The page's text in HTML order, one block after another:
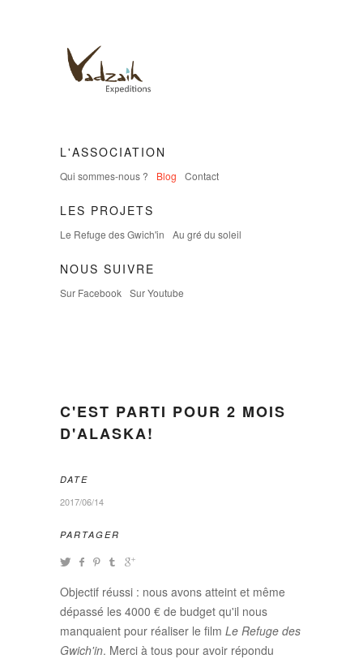
L'ASSOCIATION
Qui sommes-nous ? Blog Contact
LES PROJETS
Le Refuge des Gwich'in Au gré du soleil
NOUS SUIVRE
Sur Facebook Sur Youtube
C'EST PARTI POUR 2 MOIS
D'ALASKA!
DATE
2017/06/14
PARTAGER
Objectif réussi : nous avons atteint et même
dépassé les 4000 € de budget qu'il nous
manquaient pour réaliser le film Le Refuge des
Gwich'in. Merci à tous pour avoir répondu